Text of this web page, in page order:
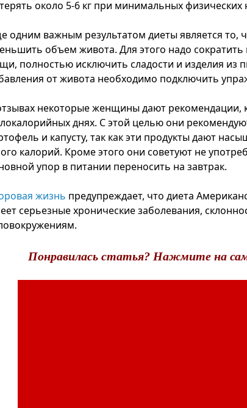
около 5-6 кг при минимальных физических
одним важным результатом диеты является
объем живота. Для этого надо сократить
полностью исключить сладости и изделия из
от живота необходимо подключить
некоторые женщины дают рекомендации,
днях. С этой целью они
и капусту, так как эти продукты дают
калорий. Кроме этого они советуют не
упор в питании переносить на завтрак.
жизнь предупреждает, что диета
серьезные хронические заболевания,
Понравилась статья? Нажмите на